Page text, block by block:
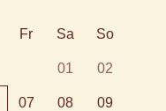
Fr Sa So
01 02
07 08 09